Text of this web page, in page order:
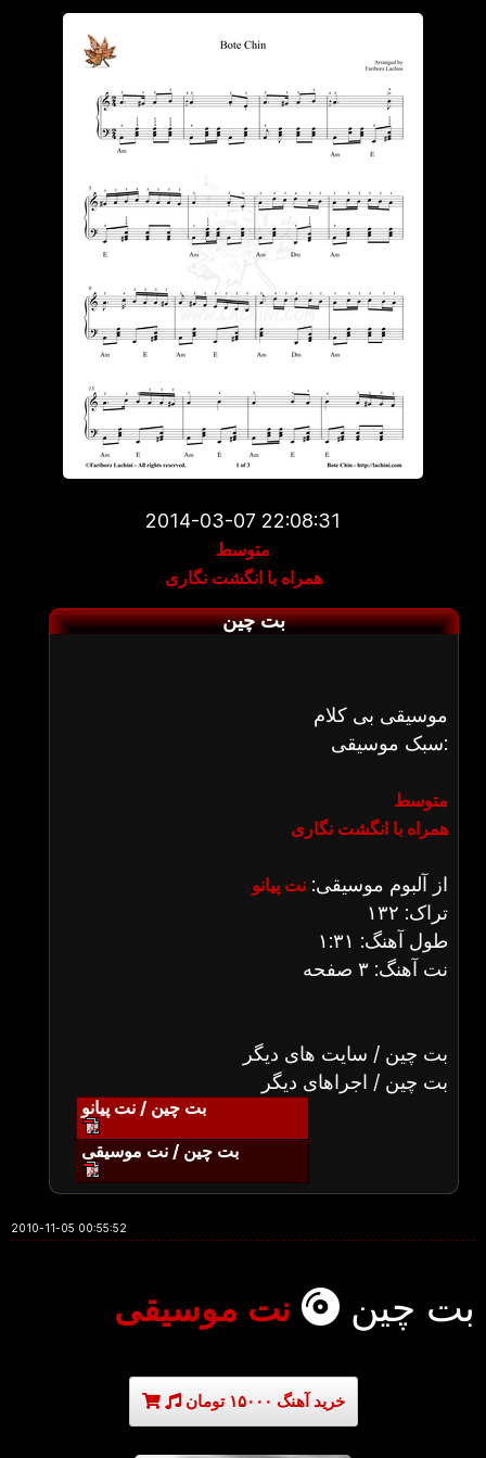
2014-03-07 22:08:31
متوسط
همراه با انگشت نگاری
بت چین
موسیقی بی کلام
سبک موسیقی:
متوسط
همراه با انگشت نگاری
از آلبوم موسیقی: نت پیانو
تراک: ۱۳۲
طول آهنگ: ۱:۳۱
نت آهنگ: ۳ صفحه
بت چین / سایت های دیگر
بت چین / اجراهای دیگر
بت چین / نت پیانو
بت چین / نت موسیقی
2010-11-05 00:55:52
بت چین نت موسیقی
خرید آهنگ ۱۵۰۰۰ تومان